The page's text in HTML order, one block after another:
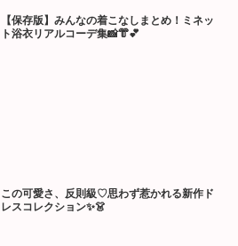
【保存版】みんなの着こなしまとめ！ミネッ
ト浴衣リアルコーデ集📸👘💕
この可愛さ、反則級♡思わず惹かれる新作ド
レスコレクション✨👗